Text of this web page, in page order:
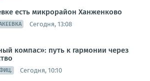
есть микрорайон Ханженково
Сегодня, 13:08
компас»: путь к гармонии через
Сегодня, 10:10